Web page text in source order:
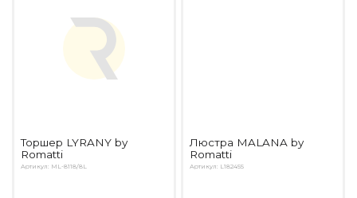
Торшер LYRANY by
Romatti
Артикул: ML-8118/8L
Люстра MALANA by
Romatti
Артикул: L182455